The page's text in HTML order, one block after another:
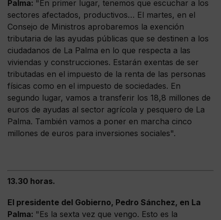
Palma: "En primer lugar, tenemos que escuchar a los
sectores afectados, productivos… El martes, en el
Consejo de Ministros aprobaremos la exención
tributaria de las ayudas públicas que se destinen a los
ciudadanos de La Palma en lo que respecta a las
viviendas y construcciones. Estarán exentas de ser
tributadas en el impuesto de la renta de las personas
físicas como en el impuesto de sociedades. En
segundo lugar, vamos a transferir los 18,8 millones de
euros de ayudas al sector agrícola y pesquero de La
Palma. También vamos a poner en marcha cinco
millones de euros para inversiones sociales".
13.30 horas.
El presidente del Gobierno, Pedro Sánchez, en La
Palma: "Es la sexta vez que vengo. Esto es la